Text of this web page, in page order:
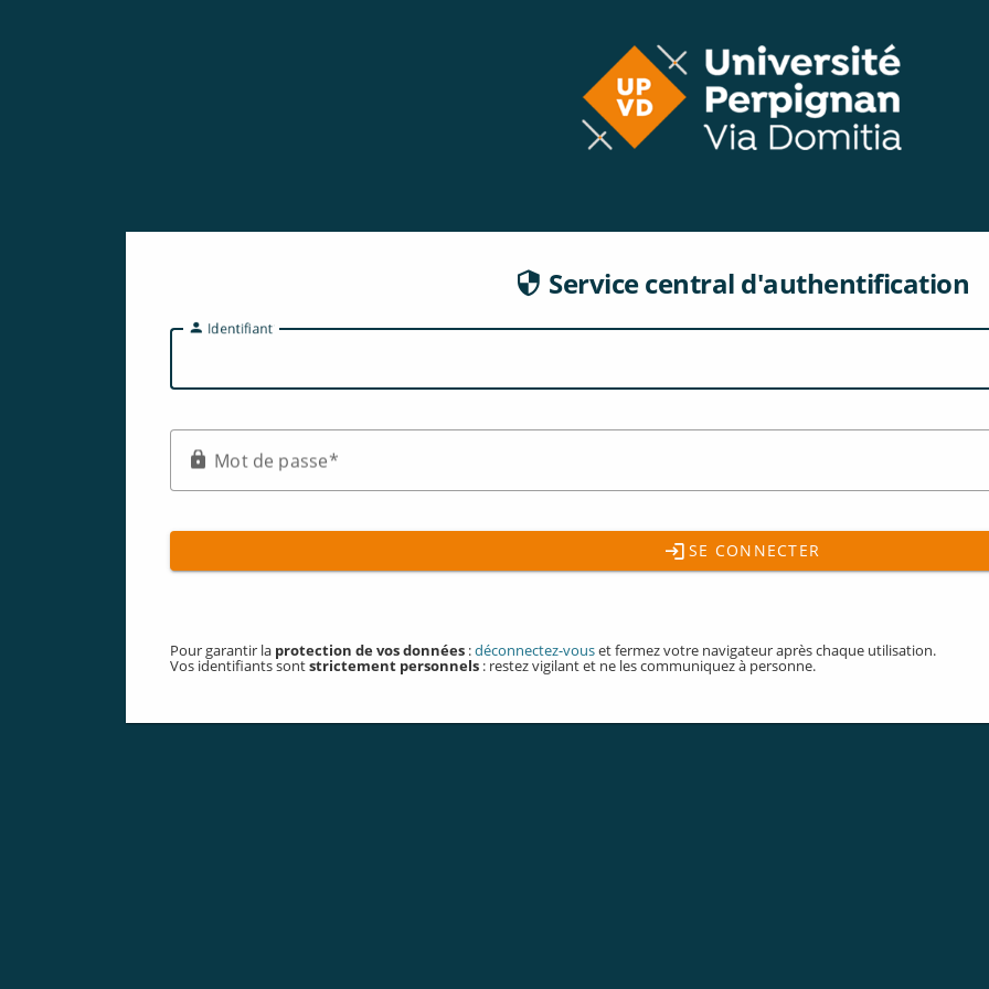
Service central d'authentification
Identifiant
Mot de passe
SE CONNECTER
Pour garantir la protection de vos données :déconnectez-vouset fermez votre navigateur après chaque utilisation.
Vos identifiants sontstrictement personnels : restez vigilant et ne les communiquez à personne.